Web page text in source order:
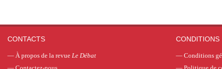
CONTACTS
— À propos de la revue Le Débat
CONDITIONS
— Conditions